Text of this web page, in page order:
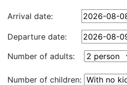
Arrival date:
Departure date:
Number of adults:
Number of children: